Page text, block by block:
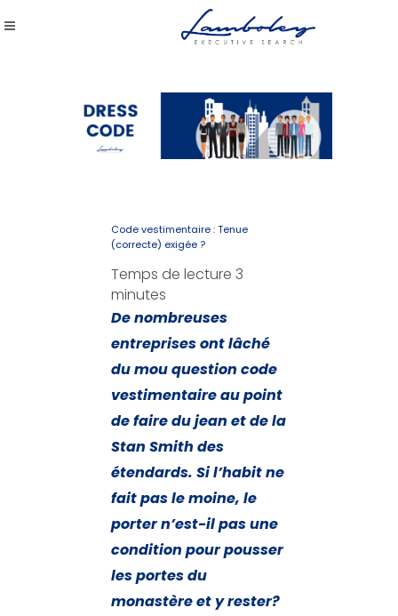
Code vestimentaire : Tenue
(correcte) exigée ?
Temps de lecture 3
minutes
De nombreuses
entreprises ont lâché
du mou question code
vestimentaire au point
de faire du jean et de la
Stan Smith des
étendards. Si l’habit ne
fait pas le moine, le
porter n’est-il pas une
condition pour pousser
les portes du
monastère et y rester?